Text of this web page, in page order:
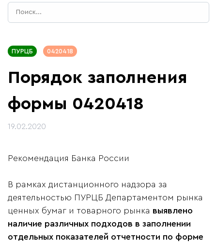
ПУРЦБ 0420418
Порядок заполнения
формы 0420418
19.02.2020
Рекомендация Банка России
В рамках дистанционного надзора за
деятельностью ПУРЦБ Департаментом рынка
ценных бумаг и товарного рынка выявлено
наличие различных подходов в заполнении
отдельных показателей отчетности по форме